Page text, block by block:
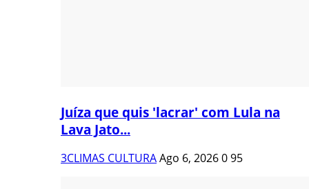
Juíza que quis 'lacrar' com Lula na
Lava Jato...
3CLIMAS CULTURAAgo 6, 2026095